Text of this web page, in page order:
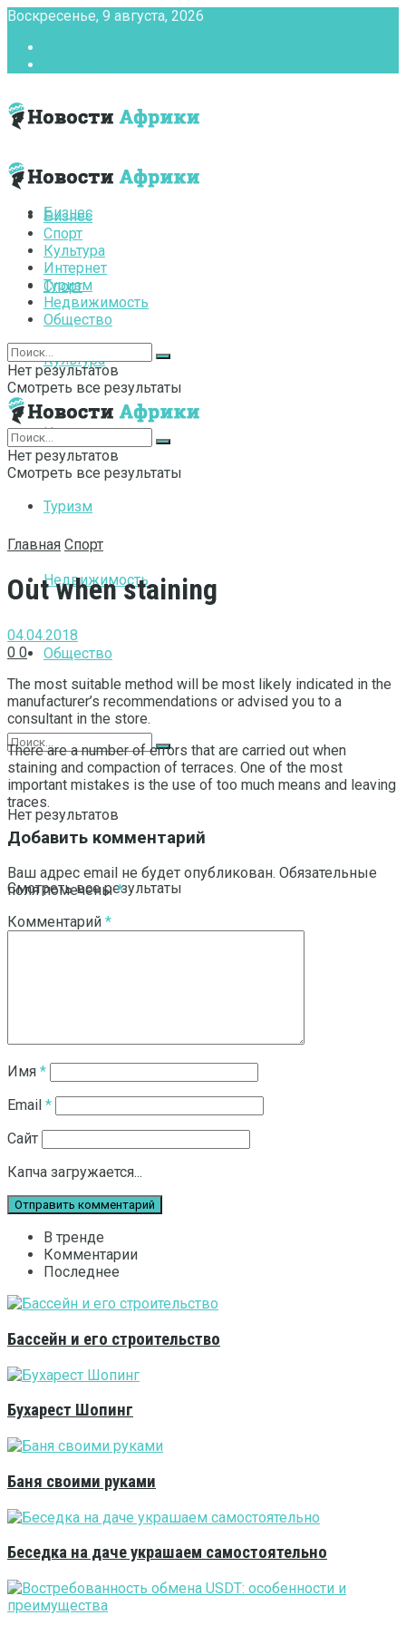
Воскресенье, 9 августа, 2026
Бизнес
Спорт
Культура
Интернет
Туризм
Недвижимость
Общество
Нет результатов
Смотреть все результаты
Бизнес
Спорт
Культура
Интернет
Туризм
Недвижимость
Общество
Нет результатов
Смотреть все результаты
Нет результатов
Смотреть все результаты
Главная Спорт
Out when staining
04.04.2018
0 0
The most suitable method will be most likely indicated in the
manufacturer’s recommendations or advised you to a
consultant in the store.
There are a number of errors that are carried out when
staining and compaction of terraces. One of the most
important mistakes is the use of too much means and leaving
traces.
Добавить комментарий
Ваш адрес email не будет опубликован. Обязательные
поля помечены*
Комментарий *
Имя *
Email *
Сайт
Капча загружается...
В тренде
Комментарии
Последнее
Бассейн и его строительство
Бухарест Шопинг
Баня своими руками
Беседка на даче украшаем самостоятельно